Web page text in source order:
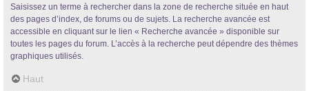
Saisissez un terme à rechercher dans la zone de recherche située en haut
des pages d’index, de forums ou de sujets. La recherche avancée est
accessible en cliquant sur le lien « Recherche avancée » disponible sur
toutes les pages du forum. L’accès à la recherche peut dépendre des thèmes
graphiques utilisés.
Haut